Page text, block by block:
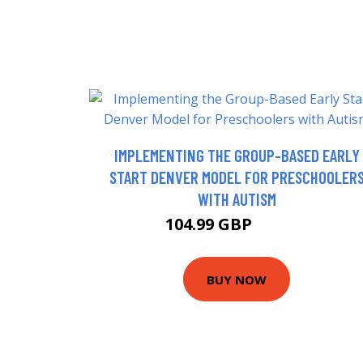
IMPLEMENTING THE GROUP-BASED EARLY
START DENVER MODEL FOR
WITH AUTISM
104.99 GBP
BUY NOW